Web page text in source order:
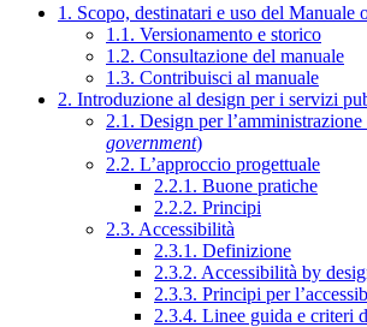
1. Scopo, destinatari e uso del Manuale
1.1. Versionamento e storico
1.2. Consultazione del manuale
1.3. Contribuisci al manuale
2. Introduzione al design per i servizi
2.1. Design per
government)
2.2. L’approccio progettuale
2.2.1. Buone pratiche
2.2.2. Principi
2.3. Accessibilità
2.3.1. Definizione
2.3.2. Accessibilità by
2.3.3. Principi per
2.3.4. Linee guida e criteri